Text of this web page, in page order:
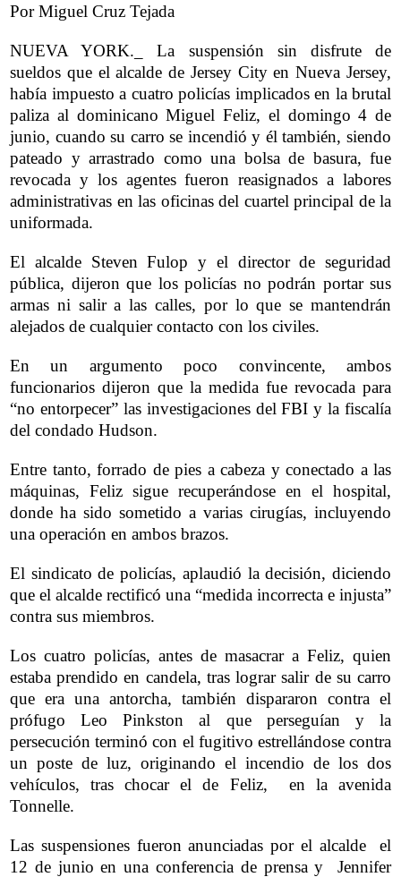
Por Miguel Cruz Tejada
NUEVA YORK._ La suspensión sin disfrute de
sueldos que el alcalde de Jersey City en Nueva Jersey,
había impuesto a cuatro policías implicados en la brutal
paliza al dominicano Miguel Feliz, el domingo 4 de
junio, cuando su carro se incendió y él también, siendo
pateado y arrastrado como una bolsa de basura, fue
revocada y los agentes fueron reasignados a labores
administrativas en las oficinas del cuartel principal de la
uniformada.
El alcalde Steven Fulop y el director de seguridad
pública, dijeron que los policías no podrán portar sus
armas ni salir a las calles, por lo que se mantendrán
alejados de cualquier contacto con los civiles.
En un argumento poco convincente, ambos
funcionarios dijeron que la medida fue revocada para
“no entorpecer” las investigaciones del FBI y la fiscalía
del condado Hudson.
Entre tanto, forrado de pies a cabeza y conectado a las
máquinas, Feliz sigue recuperándose en el hospital,
donde ha sido sometido a varias cirugías, incluyendo
una operación en ambos brazos.
El sindicato de policías, aplaudió la decisión, diciendo
que el alcalde rectificó una “medida incorrecta e injusta”
contra sus miembros.
Los cuatro policías, antes de masacrar a Feliz, quien
estaba prendido en candela, tras lograr salir de su carro
que era una antorcha, también dispararon contra el
prófugo Leo Pinkston al que perseguían y la
persecución terminó con el fugitivo estrellándose contra
un poste de luz, originando el incendio de los dos
vehículos, tras chocar el de Feliz, en la avenida
Tonnelle.
Las suspensiones fueron anunciadas por el alcalde el
12 de junio en una conferencia de prensa y Jennifer